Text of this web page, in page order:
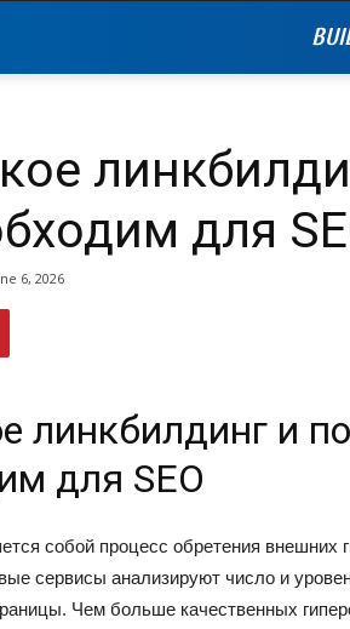
для
6, 2026
линкбилдинг и
для SEO
собой процесс обретения внешних
сервисы анализируют число и
Чем больше качественных